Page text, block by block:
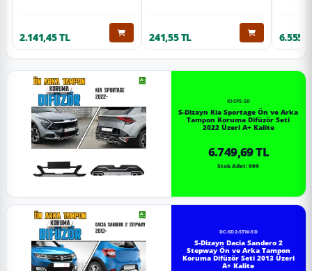
2.141,45 TL 241,55 TL
KI-SP5-SD
S-Dizayn Kia Sportage Ön ve Arka
Tampon Koruma Difüzör Seti
2022 Üzeri A+ Kalite
6.749,69 TL
Stok Adet: 999
DC-SD2-STW-SD
S-Dizayn Dacia Sandero 2
Stepway Ön ve Arka Tampon
Koruma Difüzör Seti 2013 Üzeri
A+ Kalite